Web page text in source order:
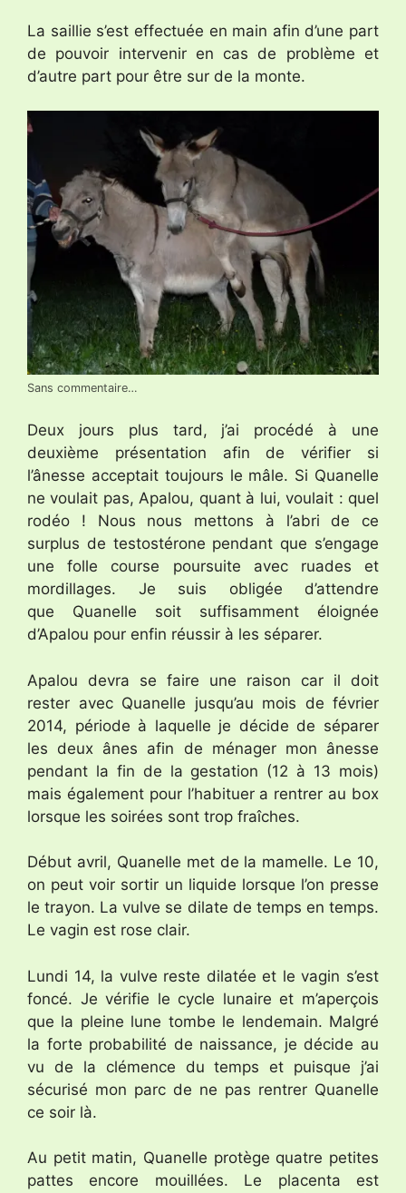
La saillie s’est effectuée en main afin d’une part
de pouvoir intervenir en cas de problème et
d’autre part pour être sur de la monte.
Sans commentaire…
Deux jours plus tard, j’ai procédé à une
deuxième présentation afin de vérifier si
l’ânesse acceptait toujours le mâle. Si Quanelle
ne voulait pas, Apalou, quant à lui, voulait : quel
rodéo ! Nous nous mettons à l’abri de ce
surplus de testostérone pendant que s’engage
une folle course poursuite avec ruades et
mordillages. Je suis obligée d’attendre
que Quanelle soit suffisamment éloignée
d’Apalou pour enfin réussir à les séparer.
Apalou devra se faire une raison car il doit
rester avec Quanelle jusqu’au mois de février
2014, période à laquelle je décide de séparer
les deux ânes afin de ménager mon ânesse
pendant la fin de la gestation (12 à 13 mois)
mais également pour l’habituer a rentrer au box
lorsque les soirées sont trop fraîches.
Début avril, Quanelle met de la mamelle. Le 10,
on peut voir sortir un liquide lorsque l’on presse
le trayon. La vulve se dilate de temps en temps.
Le vagin est rose clair.
Lundi 14, la vulve reste dilatée et le vagin s’est
foncé. Je vérifie le cycle lunaire et m’aperçois
que la pleine lune tombe le lendemain. Malgré
la forte probabilité de naissance, je décide au
vu de la clémence du temps et puisque j’ai
sécurisé mon parc de ne pas rentrer Quanelle
ce soir là.
Au petit matin, Quanelle protège quatre petites
pattes encore mouillées. Le placenta est